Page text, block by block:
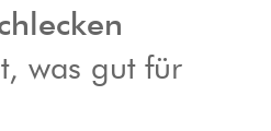
was gut für